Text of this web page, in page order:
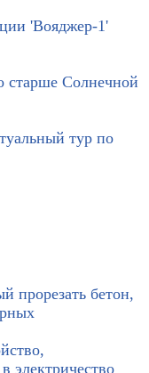
'Вояджер-1'
старше Солнечной
тур по
прорезать бетон,
электричество